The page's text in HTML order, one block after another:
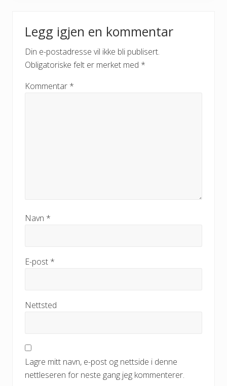
Legg igjen en kommentar
Din e-postadresse vil ikke bli publisert.
Obligatoriske felt er merket med *
Kommentar *
Navn *
E-post *
Nettsted
Lagre mitt navn, e-post og nettside i denne
nettleseren for neste gang jeg kommenterer.